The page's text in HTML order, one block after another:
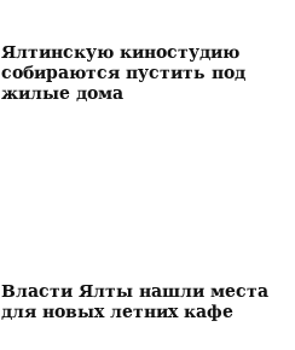
Ялтинскую киностудию
собираются пустить под
жилые дома
Власти Ялты нашли места
для новых летних кафе